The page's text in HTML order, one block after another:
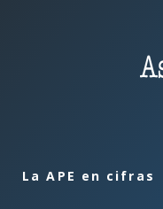
La APE en cifras